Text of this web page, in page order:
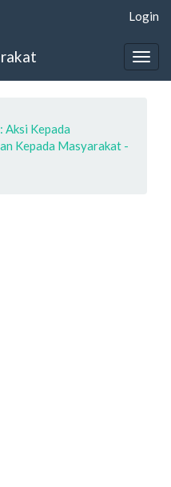
Login
Aksi Kepada
Kepada Masyarakat -